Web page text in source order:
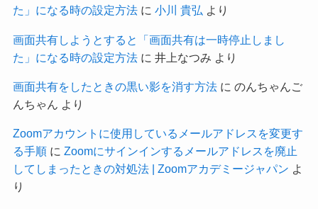
た」になる時の設定方法に 小川 貴弘 より
画面共有しようとすると「画面共有は一時停止しまし
た」になる時の設定方法に 井上なつみ より
画面共有をしたときの黒い影を消す方法に のんちゃんご
んちゃん より
Zoomアカウントに使用しているメールアドレスを変更す
る手順に Zoomにサインインするメールアドレスを廃止
してしまったときの対処法 | Zoomアカデミージャパン よ
り